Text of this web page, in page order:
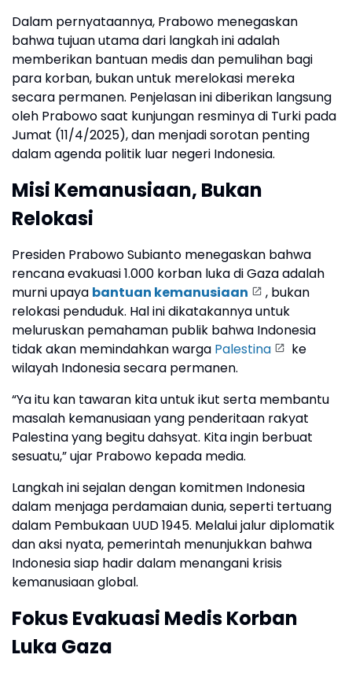
Dalam pernyataannya, Prabowo menegaskan
bahwa tujuan utama dari langkah ini adalah
memberikan bantuan medis dan pemulihan bagi
para korban, bukan untuk merelokasi mereka
secara permanen. Penjelasan ini diberikan langsung
oleh Prabowo saat kunjungan resminya di Turki pada
Jumat (11/4/2025), dan menjadi sorotan penting
dalam agenda politik luar negeri Indonesia.
Misi Kemanusiaan, Bukan
Relokasi
Presiden Prabowo Subianto menegaskan bahwa
rencana evakuasi 1.000 korban luka di Gaza adalah
murni upaya bantuan kemanusiaan
, bukan
relokasi penduduk. Hal ini dikatakannya untuk
meluruskan pemahaman publik bahwa Indonesia
tidak akan memindahkan warga Palestina
ke
wilayah Indonesia secara permanen.
“Ya itu kan tawaran kita untuk ikut serta membantu
masalah kemanusiaan yang penderitaan rakyat
Palestina yang begitu dahsyat. Kita ingin berbuat
sesuatu,” ujar Prabowo kepada media.
Langkah ini sejalan dengan komitmen Indonesia
dalam menjaga perdamaian dunia, seperti tertuang
dalam Pembukaan UUD 1945. Melalui jalur diplomatik
dan aksi nyata, pemerintah menunjukkan bahwa
Indonesia siap hadir dalam menangani krisis
kemanusiaan global.
Fokus Evakuasi Medis Korban
Luka Gaza